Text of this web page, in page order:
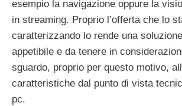
esempio la navigazione oppure la
in streaming. Proprio l’offerta che lo
caratterizzando lo rende una
appetibile e da tenere in
sguardo, proprio per questo motivo,
caratteristiche dal punto di vista
pc.